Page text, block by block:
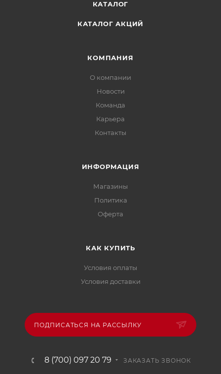
КАТАЛОГ
КАТАЛОГ АКЦИЙ
КОМПАНИЯ
О компании
Новости
Команда
Карьера
Контакты
ИНФОРМАЦИЯ
Магазины
Политика
Офертa
КАК КУПИТЬ
Условия оплаты
Условия доставки
ПОДПИСАТЬСЯ НА РАССЫЛКУ
8 (700) 097 20 79 ЗАКАЗАТЬ ЗВОНОК